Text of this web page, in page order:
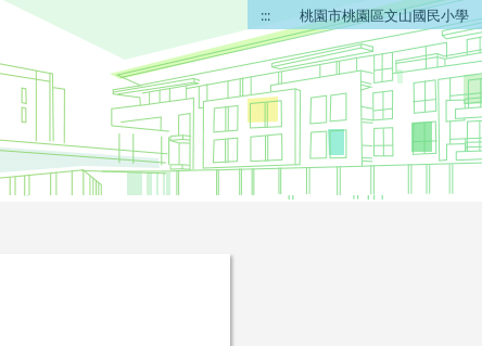
::: 桃園市桃園區文山國民小學